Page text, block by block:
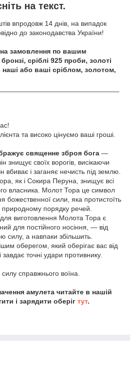
на текст.
впродовж 14 днів, на випадок
до законодавства України!
на замовлення по вашим
сріблі 925 проби, золоті
або ваші сріблом, золотом,
та високо цінуємо ваші гроші.
священне зброя бога —
знищує своїх ворогів, висікаючи
вбиває і заганяє нечисть під землю.
як і Сокира Перуна, знищує всі
власника. Молот Тора це символ
божественної сили, яка протистоїть
природному порядку речей.
виготовлення Молота Тора є
для постійного носіння, ― від
силу, а навпаки збільшить.
оберегом, який оберігає вас від
точні удари противнику.
справжнього воїна.
амулета читайте в нашій
і зарядити оберіг тут.